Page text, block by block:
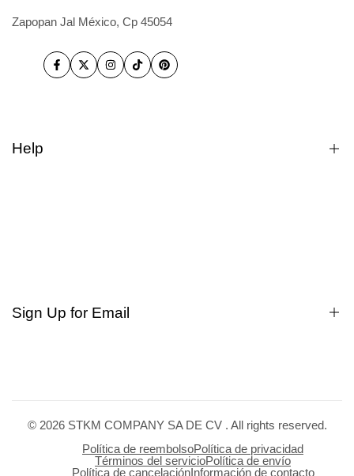
Zapopan Jal México, Cp 45054
Facebook
TwitterInstagram
TikTokPinterest
Help
Búsqueda
Sign Up for Email
Subscribe
© 2026 STKM COMPANY SA DE CV. All rights reserved.
Política de reembolsoPolítica de privacidad
Términos del servicioPolítica de envío
Política de cancelaciónInformación de contacto